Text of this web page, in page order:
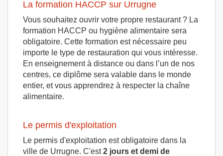
La formation HACCP sur Urrugne
Vous souhaitez ouvrir votre propre restaurant ? La
formation HACCP ou hygiène alimentaire sera
obligatoire. Cette formation est nécessaire peu
importe le type de restauration qui vous intéresse.
En enseignement à distance ou dans l’un de nos
centres, ce diplôme sera valable dans le monde
entier, et vous apprendrez à respecter la chaîne
alimentaire.
Le permis d'exploitation
Le permis d'exploitation est obligatoire dans la
ville de Urrugne. C'est2 jours et demi de